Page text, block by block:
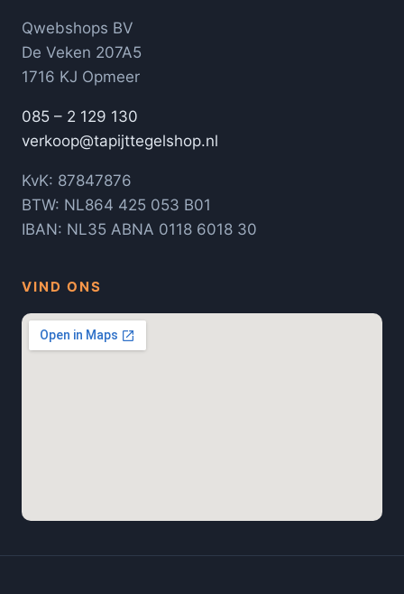
Qwebshops BV
De Veken 207A5
1716 KJ Opmeer
085 – 2 129 130
verkoop@tapijttegelshop.nl
KvK: 87847876
BTW: NL864 425 053 B01
IBAN: NL35 ABNA 0118 6018 30
VIND ONS